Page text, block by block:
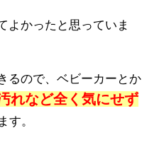
よかったと思っていま
るので、ベビーカーとか
れなど全く気にせず
す。